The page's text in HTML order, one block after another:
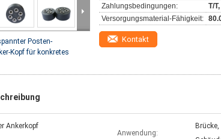
Posten-
Kopf für konkretes
Zahlungsbedingungen:
T/
Versorgungsmaterial-Fähigkeit:
Kontakt
Ankerkopf
Anwendung: